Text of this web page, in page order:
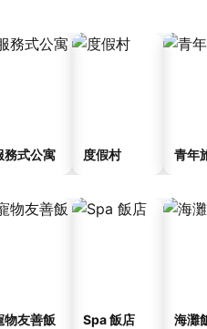
務式公寓 度假村 青年
物友善飯
Spa 飯店 海灘